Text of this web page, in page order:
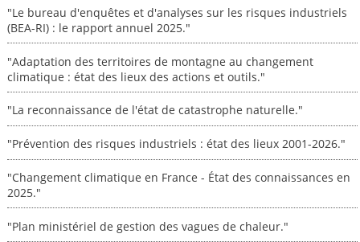
"Le bureau d'enquêtes et d'analyses sur les risques industriels
(BEA-RI) : le rapport annuel 2025."
"Adaptation des territoires de montagne au changement
climatique : état des lieux des actions et outils."
"La reconnaissance de l'état de catastrophe naturelle."
"Prévention des risques industriels : état des lieux 2001-2026."
"Changement climatique en France - État des connaissances en
2025."
"Plan ministériel de gestion des vagues de chaleur."